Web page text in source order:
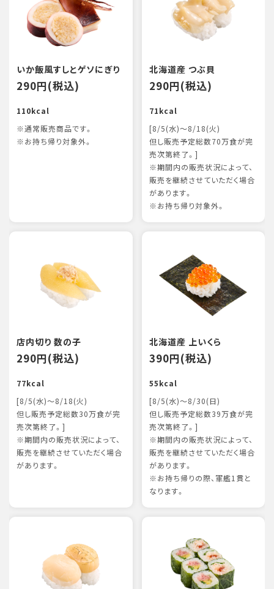
いか飯風すしとゲソにぎり
290円(税込)
110kcal
※通常販売商品です。
※お持ち帰り対象外。
北海道産 つぶ貝
290円(税込)
71kcal
[8/5(水)～8/18(火)
但し販売予定総数70万食が完
売次第終了。]
※期間内の販売状況によって、
販売を継続させていただく場合
があります。
※お持ち帰り対象外。
店内切り 数の子
290円(税込)
77kcal
[8/5(水)～8/18(火)
但し販売予定総数30万食が完
売次第終了。]
※期間内の販売状況によって、
販売を継続させていただく場合
があります。
北海道産 上いくら
390円(税込)
55kcal
[8/5(水)～8/30(日)
但し販売予定総数39万食が完
売次第終了。]
※期間内の販売状況によって、
販売を継続させていただく場合
があります。
※お持ち帰りの際、軍艦1貫と
なります。